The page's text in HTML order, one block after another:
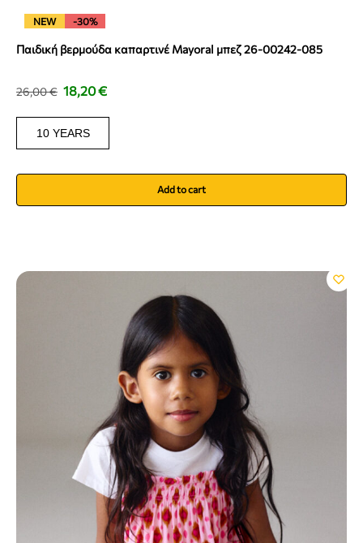
NEW -30%
Παιδική βερμούδα καπαρτινέ Mayoral μπεζ 26-00242-085
26,00€ 18,20€
10 YEARS
Add to cart